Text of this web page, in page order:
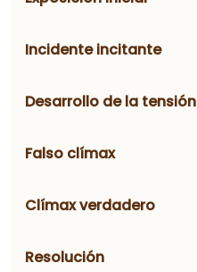
Incidente incitante
Desarrollo de la tensión
Falso clímax
Clímax verdadero
Resolución